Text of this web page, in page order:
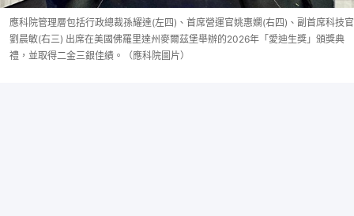
應科院管理層包括行政總裁孫耀達(左四)、首席營運官姚惠嫻(右四)、副首席科技官
劉晨敏(右三) 出席在美國佛羅里達州麥爾茲堡舉辦的2026年「愛迪生獎」頒獎典
禮，並取得二金三銀佳績。（應科院圖片）